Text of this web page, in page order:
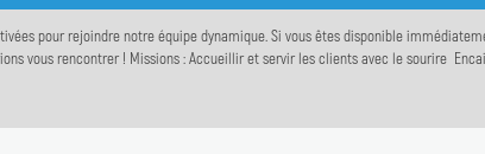
pour rejoindre notre équipe dynamique. Si vous êtes disponible
vous rencontrer ! Missions : Accueillir et servir les clients avec le sourire